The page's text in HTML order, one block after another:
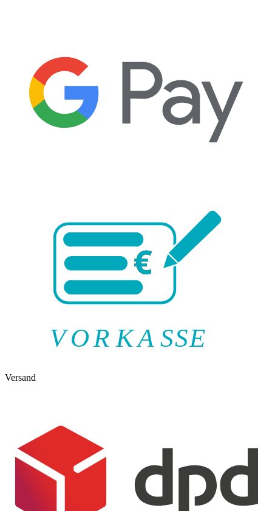
VOR KA SSE
Versand